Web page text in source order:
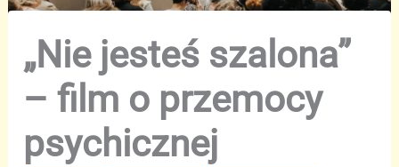
„Nie jesteś szalona”
– film o przemocy
psychicznej